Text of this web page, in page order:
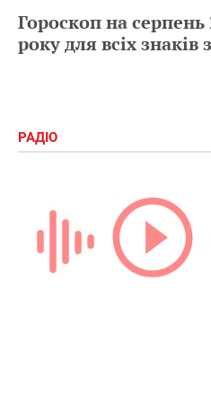
Гороскоп на серпень
року для всіх знаків
РАДІО